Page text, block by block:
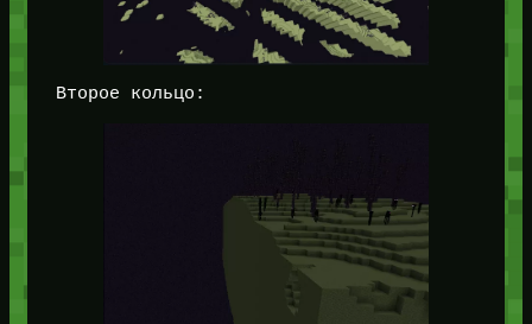
Второе кольцо: